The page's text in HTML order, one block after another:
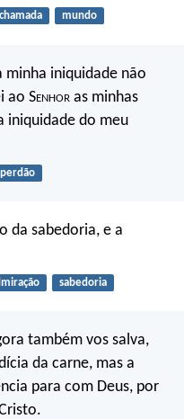
chamada mundo
minha iniquidade não
ao Senhor as minhas
iniquidade do meu
perdão
da sabedoria, e a
sabedoria
também vos salva,
da carne, mas a
para com Deus, por